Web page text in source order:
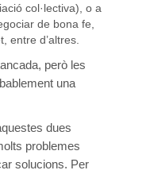
col·lectiva), o a
de bona fe,
entre d’altres.
però les
una
dues
problemes
solucions. Per